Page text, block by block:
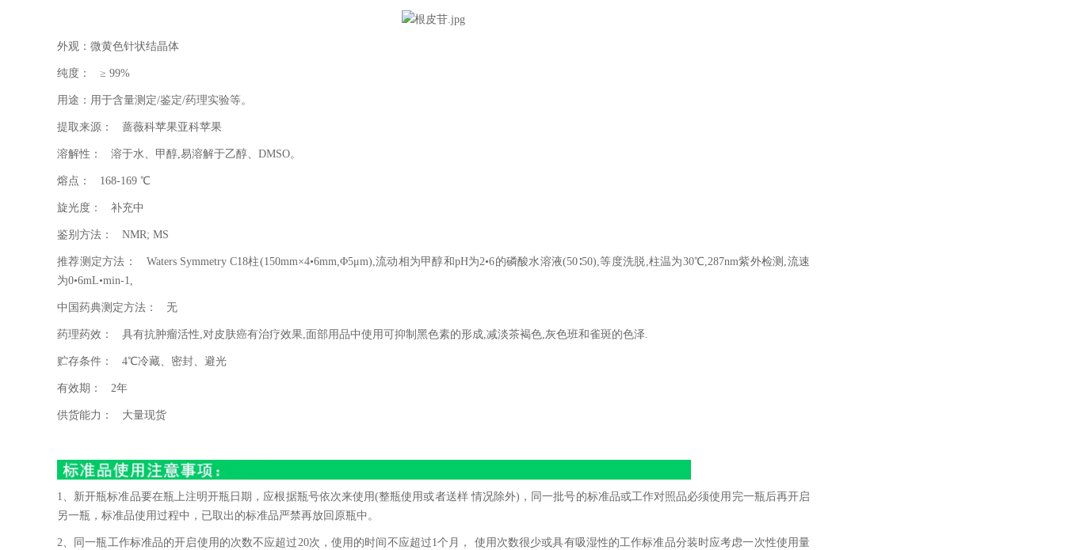
外观：微黄色针状结晶体
纯度： ≥ 99%
用途：用于含量测定/鉴定/药理实验等。
提取来源： 蔷薇科苹果亚科苹果
溶解性： 溶于水、甲醇,易溶解于乙醇、 DMSO。
熔点： 168-169 ℃
旋光度： 补充中
鉴别方法： NMR; MS
推荐测定方法： Waters Symmetry C18柱(150mm×4•6mm,Φ5μm),流动相为甲醇和pH为2•6的磷酸水溶液(50 ∶50),等度洗脱,柱温为30℃,287nm紫外检测 ,流速
为0•6mL•min-1,
中国药典测定方法： 无
药理药效： 具有抗肿瘤活性,对皮肤癌有治疗效果,面部用品中使用可抑制黑色素的形成,减淡茶褐色,灰色班和雀斑的色泽.
贮存条件： 4℃冷藏、密封、避光
有效期： 2年
供货能力： 大量现货
1、新开瓶标准品要在瓶上注明开瓶日期，应根据瓶号依次来使用(整瓶使用或者送样 情况除外)，同一批号的标准品或工作对照品必须使用完一瓶后再开启
另一瓶，标准品使用过程中，已取出的标准品严禁再放回原瓶中。
2、同一瓶工作标准品的开启使用的次数不应超过20次，使用的时间不应超过1个月， 使用次数很少或具有吸湿性的工作标准品分装时应考虑一次性使用量